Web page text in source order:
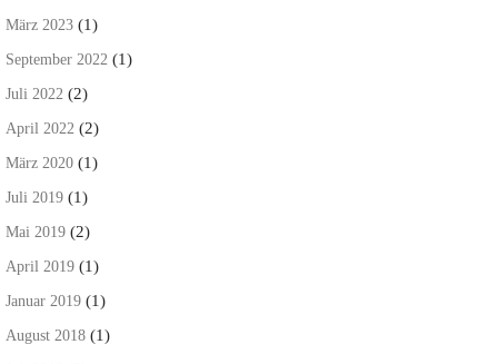
März 2023 (1)
September 2022 (1)
Juli 2022 (2)
April 2022 (2)
März 2020 (1)
Juli 2019 (1)
Mai 2019 (2)
April 2019 (1)
Januar 2019 (1)
August 2018 (1)